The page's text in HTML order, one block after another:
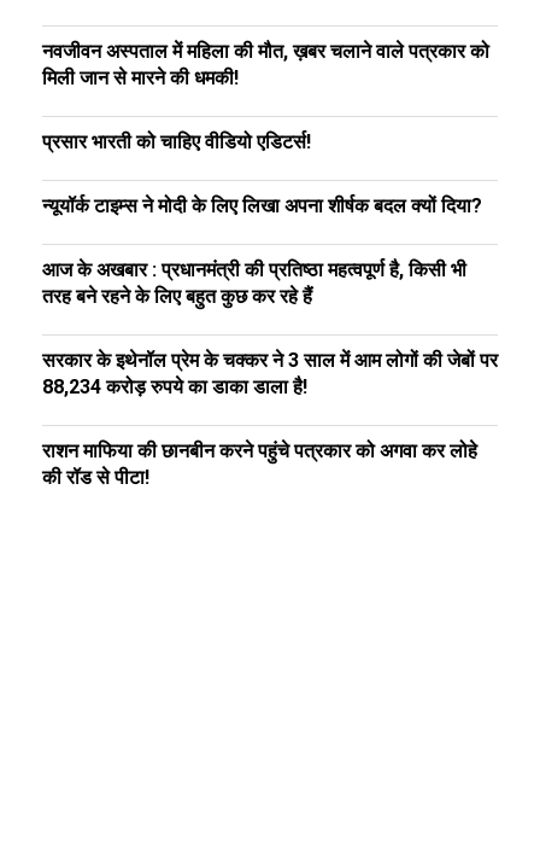
नवजीवन अस्पताल में महिला की मौत, ख़बर चलाने वाले पत्रकार को
मिली जान से मारने की धमकी!
प्रसार भारती को चाहिए वीडियो एडिटर्स!
न्यूयॉर्क टाइम्स ने मोदी के लिए लिखा अपना शीर्षक बदल क्यों दिया?
आज के अखबार : प्रधानमंत्री की प्रतिष्ठा महत्वपूर्ण है, किसी भी
तरह बने रहने के लिए बहुत कुछ कर रहे हैं
सरकार के इथेनॉल प्रेम के चक्कर ने 3 साल में आम लोगों की जेबों पर
88,234 करोड़ रुपये का डाका डाला है!
राशन माफिया की छानबीन करने पहुंचे पत्रकार को अगवा कर लोहे
की रॉड से पीटा!